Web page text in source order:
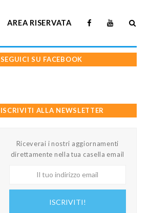
AREA RISERVATA
SEGUICI SU FACEBOOK
ISCRIVITI ALLA NEWSLETTER
Riceverai i nostri aggiornamenti
direttamente nella tua casella email
ISCRIVITI!